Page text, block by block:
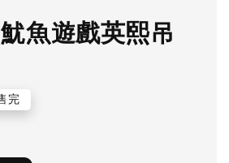
魷魚遊戲英熙吊
完